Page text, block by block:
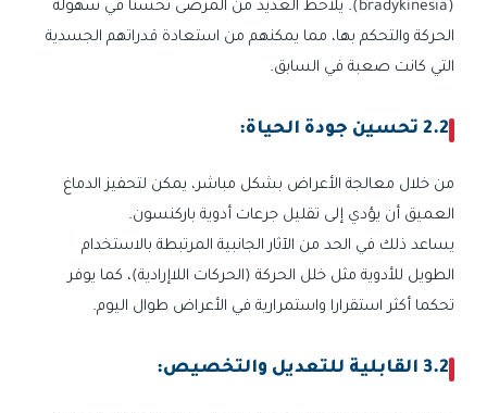
(bradykinesia). يلاحظ العديد من المرضى تحسنا في سهولة
الحركة والتحكم بها، مما يمكنهم من استعادة قدراتهم الجسدية
التي كانت صعبة في السابق.
2.2 تحسين جودة الحياة:
من خلال معالجة الأعراض بشكل مباشر، يمكن لتحفيز الدماغ
العميق أن يؤدي إلى تقليل جرعات أدوية باركنسون.
يساعد ذلك في الحد من الآثار الجانبية المرتبطة بالاستخدام
الطويل للأدوية مثل خلل الحركة (الحركات اللاإرادية)، كما يوفر
تحكما أكثر استقرارا واستمرارية في الأعراض طوال اليوم.
3.2 القابلية للتعديل والتخصيص: